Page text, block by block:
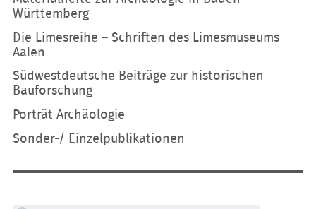
Württemberg
Die Limesreihe – Schriften des Limesmuseums
Aalen
Südwestdeutsche Beiträge zur historischen
Bauforschung
Porträt Archäologie
Sonder-/ Einzelpublikationen